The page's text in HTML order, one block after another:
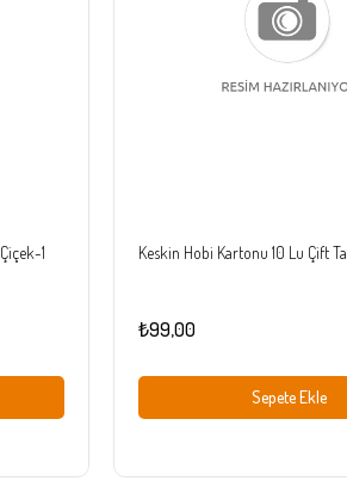
1 Keskin Hobi Kartonu 10 Lu Çift
₺99,00
Sepete Ekle